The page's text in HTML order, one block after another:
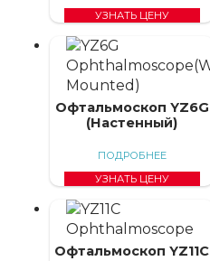
УЗНАТЬ ЦЕНУ
Офтальмоскоп YZ6G
(Настенный)
ПОДРОБНЕЕ
УЗНАТЬ ЦЕНУ
Офтальмоскоп YZ11C